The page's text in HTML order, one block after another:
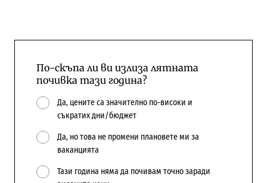
По-скъпа ли ви излиза лятната
почивка тази година?
Да, цените са значително по-високи и
съкратих дни/бюджет
Да, но това не промени плановете ми за
ваканцията
Тази година няма да почивам точно заради